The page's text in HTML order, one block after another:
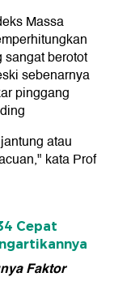
Massa
berotot
sebenarnya
pinggang
atau
kata Prof
Cepat
Faktor